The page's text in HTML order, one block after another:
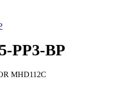
PP3-BP
MHD112C